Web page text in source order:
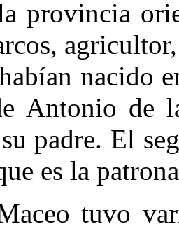
provincia
nacido
Antonio de
padre. El
es la
tuvo